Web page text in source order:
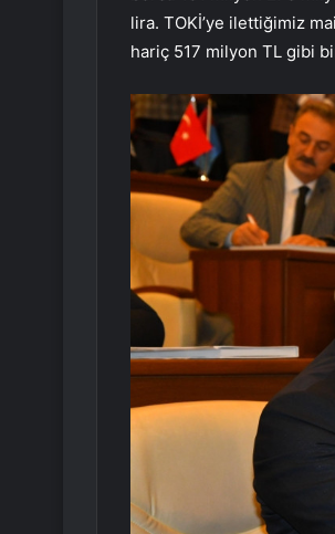
lira. TOKİ’ye ilettiğimiz
hariç 517 milyon TL gibi